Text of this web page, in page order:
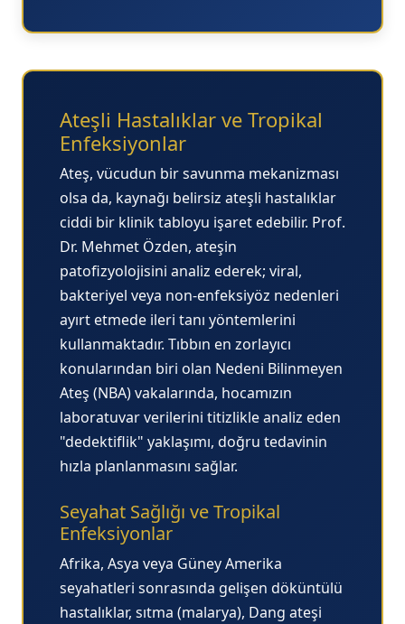
Ateşli Hastalıklar ve Tropikal
Enfeksiyonlar
Ateş, vücudun bir savunma mekanizması
olsa da, kaynağı belirsiz ateşli hastalıklar
ciddi bir klinik tabloyu işaret edebilir. Prof.
Dr. Mehmet Özden, ateşin
patofizyolojisini analiz ederek; viral,
bakteriyel veya non-enfeksiyöz nedenleri
ayırt etmede ileri tanı yöntemlerini
kullanmaktadır. Tıbbın en zorlayıcı
konularından biri olan Nedeni Bilinmeyen
Ateş (NBA)vakalarında, hocamızın
laboratuvar verilerini titizlikle analiz eden
"dedektiflik" yaklaşımı, doğru tedavinin
hızla planlanmasını sağlar.
Seyahat Sağlığı ve Tropikal
Enfeksiyonlar
Afrika, Asya veya Güney Amerika
seyahatleri sonrasında gelişen döküntülü
hastalıklar, sıtma (malarya), Dang ateşi